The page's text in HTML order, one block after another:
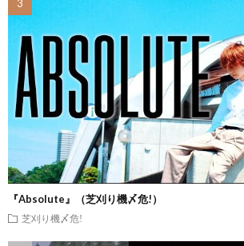
『Absolute』（芝刈り機〆危!）
芝刈り機〆危!